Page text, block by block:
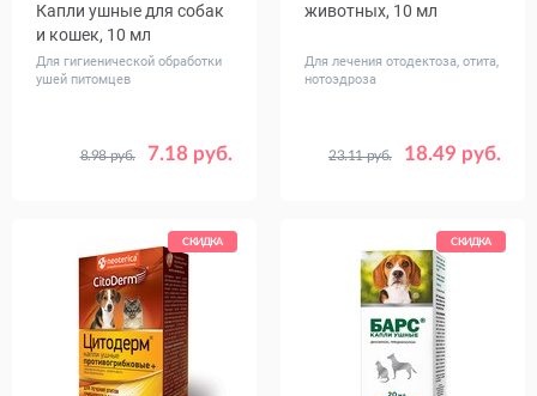
Капли ушные для собак
и кошек, 10 мл
Для гигиенической обработки
ушей питомцев
7.18 руб.
8.98 руб.
животных, 10 мл
Для лечения отодектоза, отита,
нотоэдроза
18.49 руб.
23.11 руб.
СКИДКА СКИДКА